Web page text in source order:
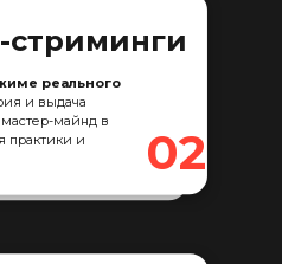
реального
и выдача
мастер-майнд в
практики и
02